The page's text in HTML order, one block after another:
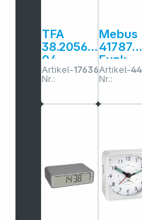
TFA
38.2056.
04
digitaler
Timer
Stoppuhr
Artikel-
Nr.:
176369
Mebus
41787
Funk-
Artikel-
Nr.: